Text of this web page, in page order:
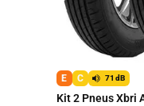
E C 71dB
Kit 2 Pneus Xbri